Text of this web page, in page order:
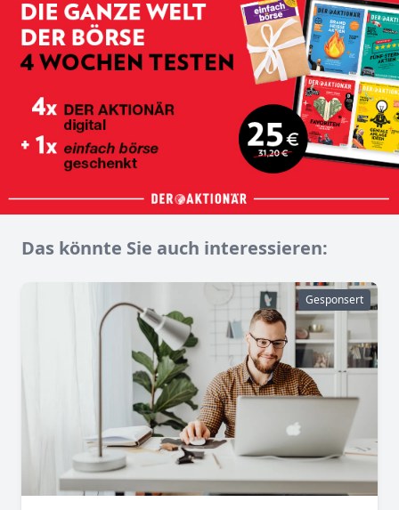
Das könnte Sie auch interessieren:
Gesponsert